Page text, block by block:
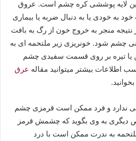
لایه پوششی کره چشم است. عروق
به خودی یا به دنبال ضربه یا بیماری
منجر به خروج خون از رگ به بافت
چشم شود. خونریزی زیر ملتحمه ای به
تیره بر روی قسمت سفیدی چشم
اطلاعات بیشتر میتوانید مقاله عرق
بخوانید.
ندارد و فرد ممکن است قرمزی چشم
دیگری به وی بگوید که چشمش قرمز
به ندرت ممکن است با درد